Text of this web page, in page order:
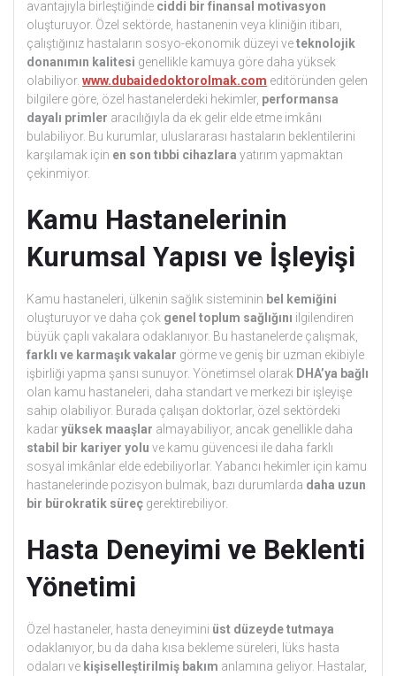
avantajıyla birleştiğinde ciddi bir finansal motivasyon
oluşturuyor. Özel sektörde, hastanenin veya kliniğin itibarı,
çalıştığınız hastaların sosyo-ekonomik düzeyi veteknolojik
donanımın kalitesi genellikle kamuya göre daha yüksek
olabiliyor. www.dubaidedoktorolmak.com editöründen gelen
bilgilere göre, özel hastanelerdeki hekimler, performansa
dayalı primler aracılığıyla da ek gelir elde etme imkânı
bulabiliyor. Bu kurumlar, uluslararası hastaların beklentilerini
karşılamak için en son tıbbi cihazlara yatırım yapmaktan
çekinmiyor.
Kamu Hastanelerinin
Kurumsal Yapısı ve İşleyişi
Kamu hastaneleri, ülkenin sağlık sisteminin bel kemiğini
oluşturuyor ve daha çok genel toplum sağlığını ilgilendiren
büyük çaplı vakalara odaklanıyor. Bu hastanelerde çalışmak,
farklı ve karmaşık vakalar görme ve geniş bir uzman ekibiyle
işbirliği yapma şansı sunuyor. Yönetimsel olarak DHA’ya bağlı
olan kamu hastaneleri, daha standart ve merkezi bir işleyişe
sahip olabiliyor. Burada çalışan doktorlar, özel sektördeki
kadaryüksek maaşlar almayabiliyor, ancak genellikle daha
stabil bir kariyer yolu ve kamu güvencesi ile daha farklı
sosyal imkânlar elde edebiliyorlar. Yabancı hekimler için kamu
hastanelerinde pozisyon bulmak, bazı durumlarda daha uzun
bir bürokratik süreç gerektirebiliyor.
Hasta Deneyimi ve Beklenti
Yönetimi
Özel hastaneler, hasta deneyimini üst düzeyde tutmaya
odaklanıyor, bu da daha kısa bekleme süreleri, lüks hasta
odaları ve kişiselleştirilmiş bakım anlamına geliyor. Hastalar,